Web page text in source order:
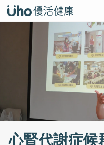
心腎代謝症